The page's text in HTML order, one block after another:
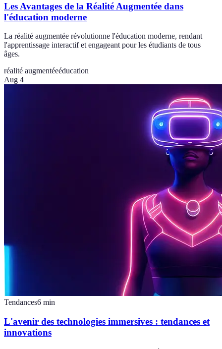
Les Avantages de la Réalité Augmentée dans
l'éducation moderne
La réalité augmentée révolutionne l'éducation moderne, rendant
l'apprentissage interactif et engageant pour les étudiants de tous
âges.
réalité augmentéeéducation
Aug 4
Tendances6 min
L'avenir des technologies immersives : tendances et
innovations